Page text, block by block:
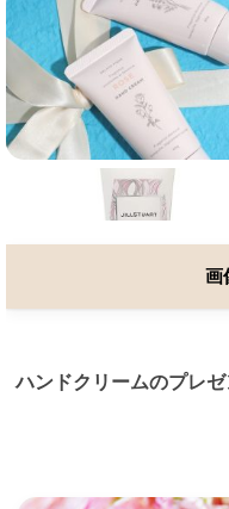
画
ハンドクリームのプレ